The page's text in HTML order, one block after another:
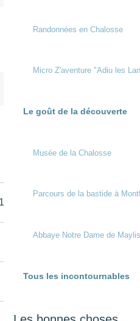
Randonnées en Chalosse
Micro Z'aventure "Adiu les
Le goût de la découverte
Musée de la Chalosse
Parcours de la bastide à
Abbaye Notre Dame de Maylis
Tous les incontournables
2026